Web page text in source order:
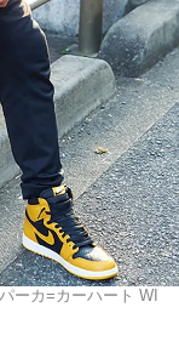
ーカ=カーハート WI